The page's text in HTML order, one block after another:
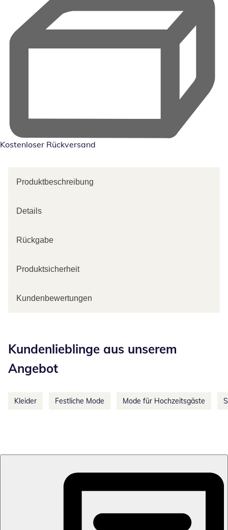
Kostenloser Rückversand
Produktbeschreibung
Details
Rückgabe
Produktsicherheit
Kundenbewertungen
Kundenlieblinge aus unserem
Angebot
Kleider Festliche Mode Mode für Hochzeitsgäste